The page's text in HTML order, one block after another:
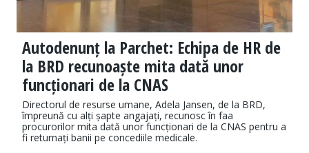
Autodenunț la Parchet: Echipa de HR de
la BRD recunoaște mita dată unor
funcționari de la CNAS
Directorul de resurse umane, Adela Jansen, de la BRD,
împreună cu alți șapte angajați, recunosc în faa
procurorilor mita dată unor funcționari de la CNAS pentru a
fi returnați banii pe concediile medicale.